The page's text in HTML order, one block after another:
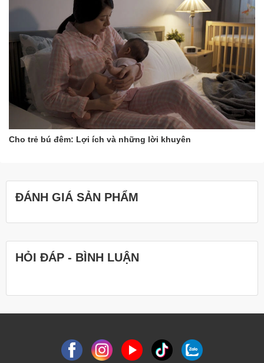
Cho trẻ bú đêm: Lợi ích và những lời khuyên
ĐÁNH GIÁ SẢN PHẨM
HỎI ĐÁP - BÌNH LUẬN